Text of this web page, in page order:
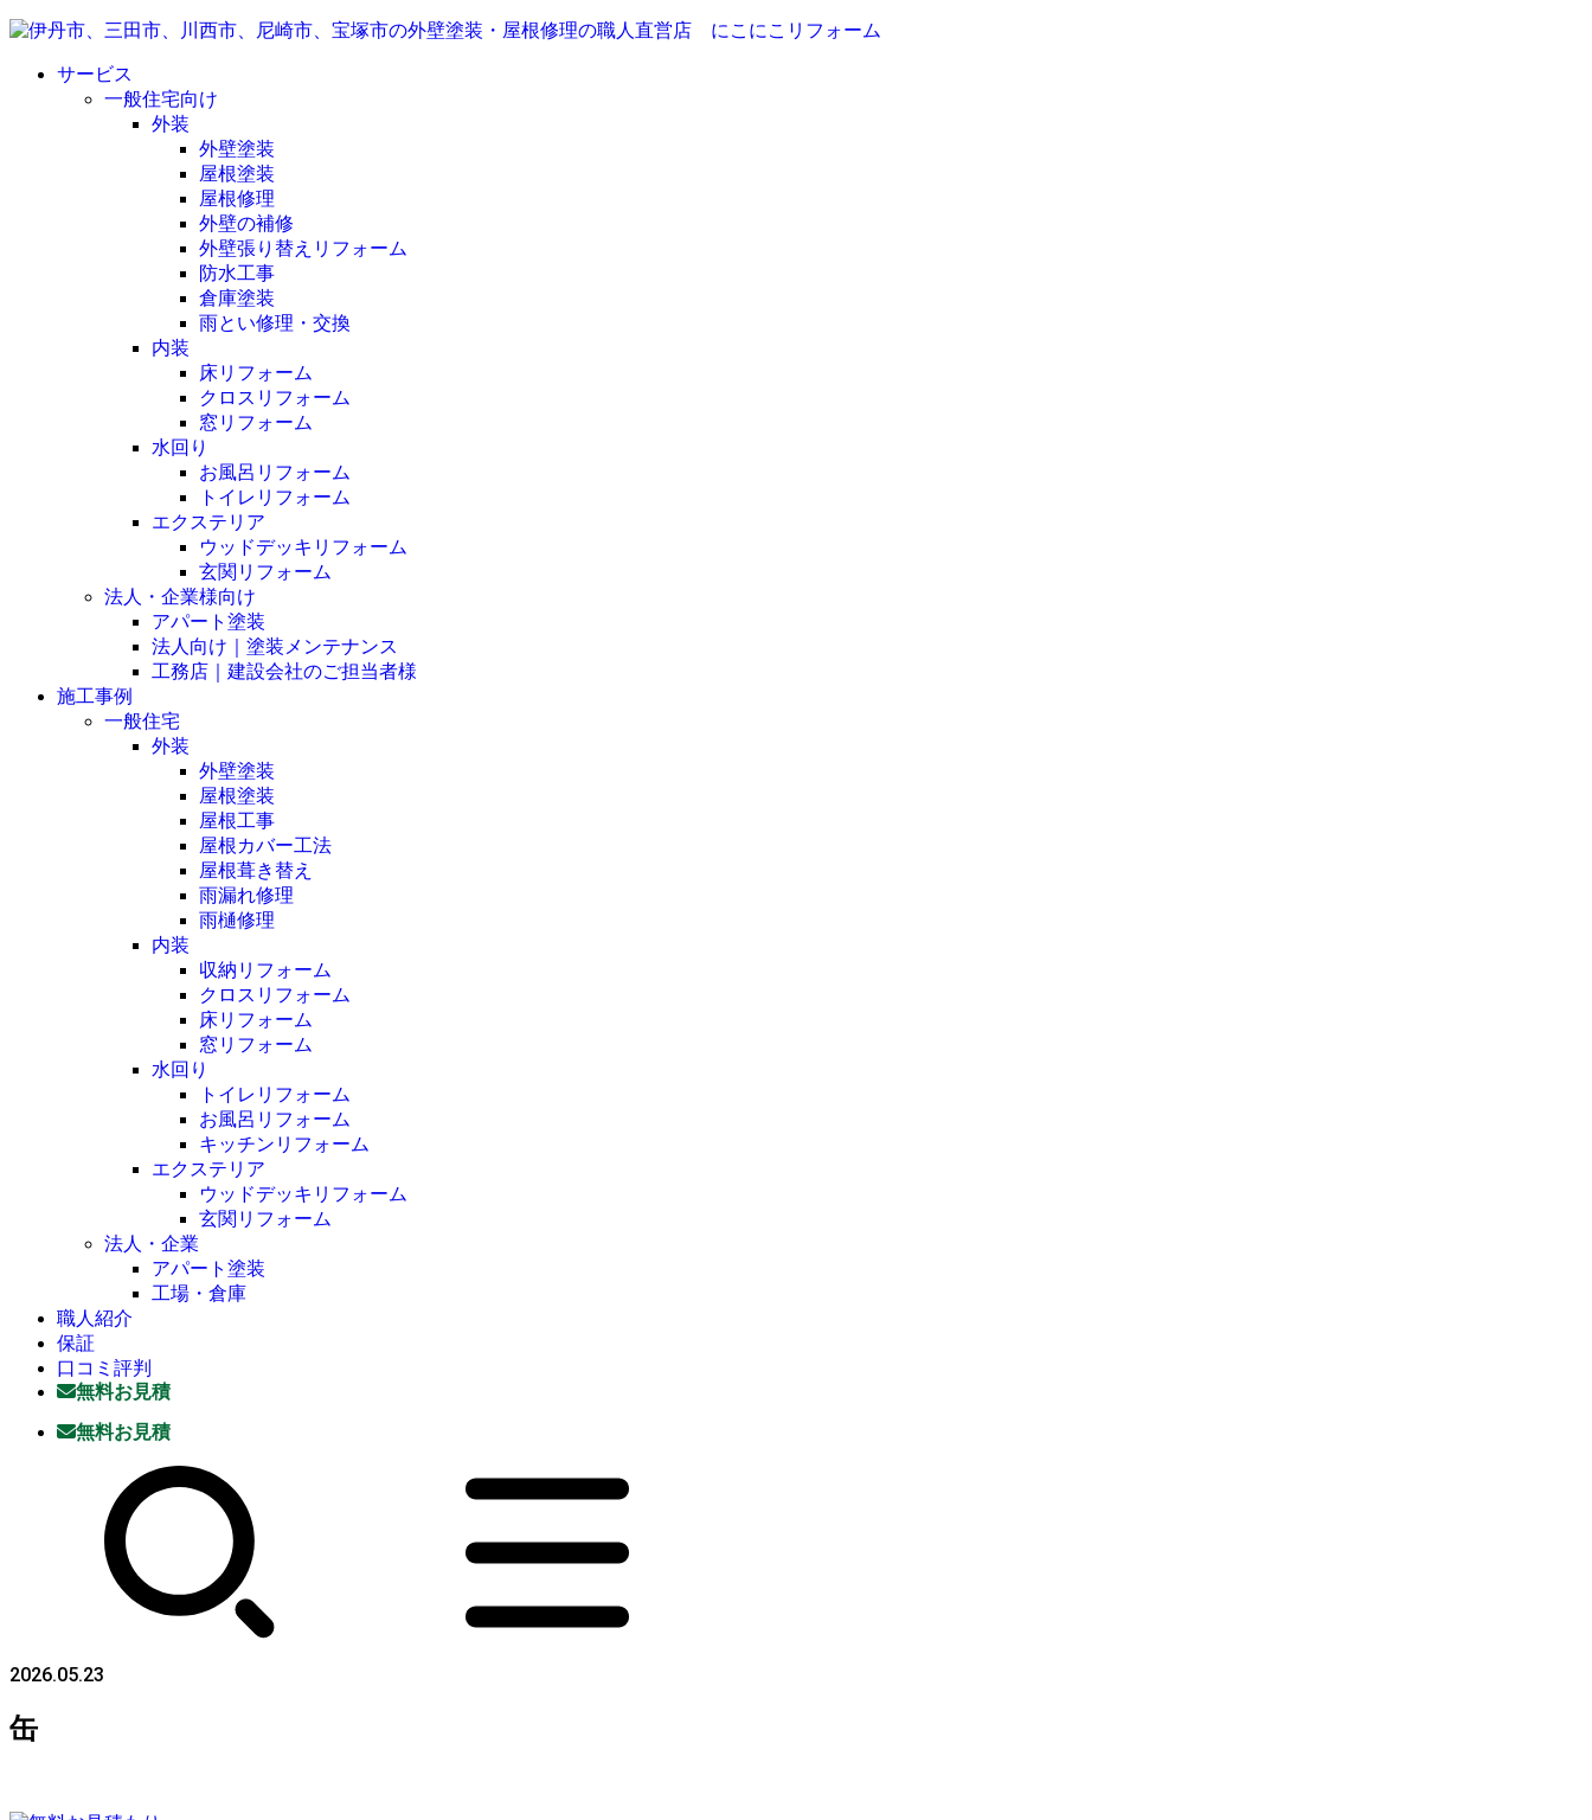
サービス
一般住宅向け
外装
外壁塗装
屋根塗装
屋根修理
外壁の補修
外壁張り替えリフォーム
防水工事
倉庫塗装
雨とい修理・交換
内装
床リフォーム
クロスリフォーム
窓リフォーム
水回り
お風呂リフォーム
トイレリフォーム
エクステリア
ウッドデッキリフォーム
玄関リフォーム
法人・企業様向け
アパート塗装
法人向け｜塗装メンテナンス
工務店｜建設会社のご担当者様
施工事例
一般住宅
外装
外壁塗装
屋根塗装
屋根工事
屋根カバー工法
屋根葺き替え
雨漏れ修理
雨樋修理
内装
収納リフォーム
クロスリフォーム
床リフォーム
窓リフォーム
水回り
トイレリフォーム
お風呂リフォーム
キッチンリフォーム
エクステリア
ウッドデッキリフォーム
玄関リフォーム
法人・企業
アパート塗装
工場・倉庫
職人紹介
保証
口コミ評判
無料お見積
無料お見積
2026.05.23
缶